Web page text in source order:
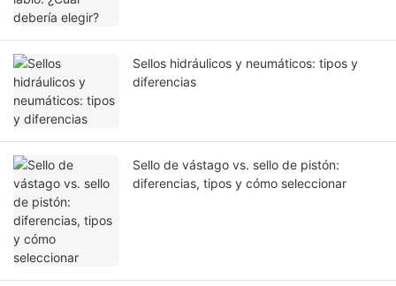
Sellos hidráulicos y neumáticos: tipos y
diferencias
Sello de vástago vs. sello de pistón:
diferencias, tipos y cómo seleccionar